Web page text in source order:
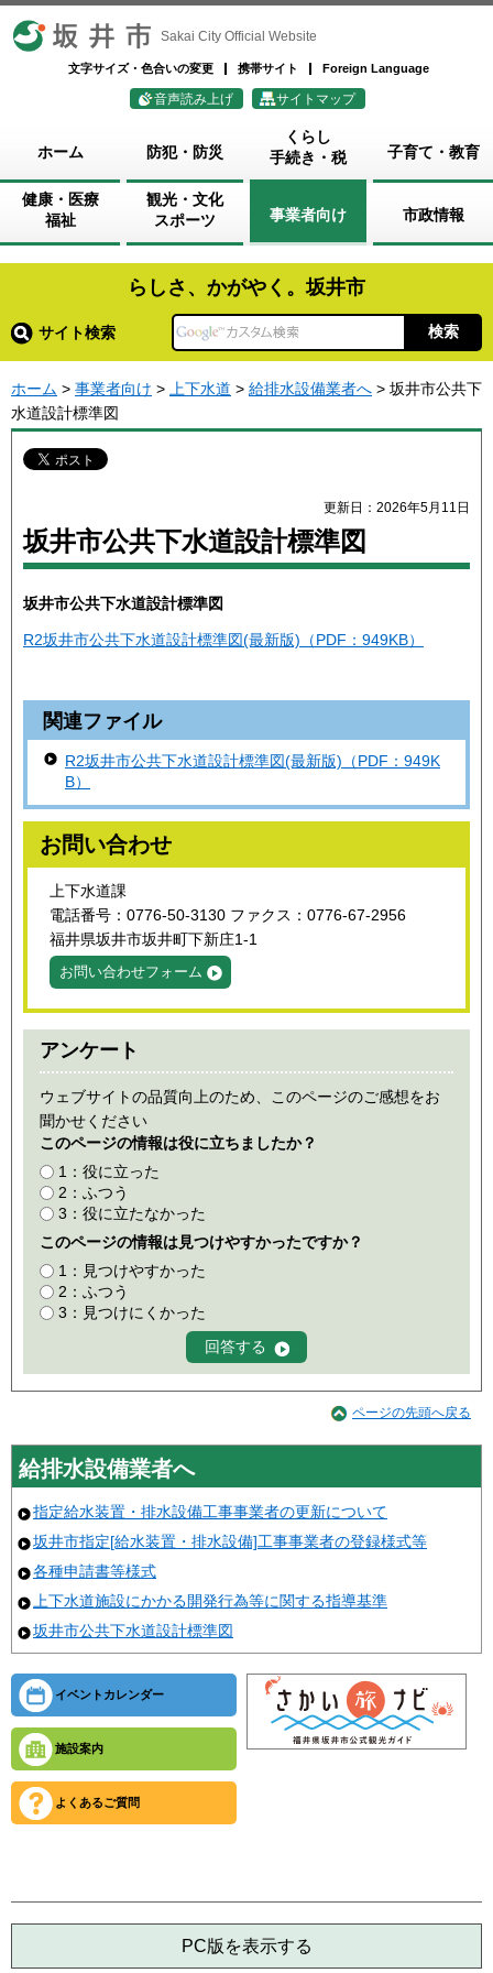
坂井市 Sakai City Official Website
文字サイズ・色合いの変更 携帯サイト Foreign Language
音声読み上げ サイトマップ
ホーム 防犯・防災
くらし
手続き・税
子育て・教育
健康・医療
福祉
観光・文化
スポーツ
事業者向け 市政情報
らしさ、かがやく。坂井市
サイト検索
ホーム > 事業者向け > 上下水道 > 給排水設備業者へ > 坂井市公共下
水道設計標準図
更新日：2026年5月11日
坂井市公共下水道設計標準図
坂井市公共下水道設計標準図
R2坂井市公共下水道設計標準図(最新版)（PDF：949KB）
関連ファイル
R2坂井市公共下水道設計標準図(最新版)（PDF：949K
B）
お問い合わせ
上下水道課
電話番号：0776-50-3130 ファクス：0776-67-2956
福井県坂井市坂井町下新庄1-1
お問い合わせフォーム
アンケート
ウェブサイトの品質向上のため、このページのご感想をお
聞かせください
このページの情報は役に立ちましたか？
1：役に立った
2：ふつう
3：役に立たなかった
このページの情報は見つけやすかったですか？
1：見つけやすかった
2：ふつう
3：見つけにくかった
ページの先頭へ戻る
給排水設備業者へ
指定給水装置・排水設備工事事業者の更新について
坂井市指定[給水装置・排水設備]工事事業者の登録様式等
各種申請書等様式
上下水道施設にかかる開発行為等に関する指導基準
坂井市公共下水道設計標準図
イベントカレンダー
施設案内
よくあるご質問
PC版を表示する